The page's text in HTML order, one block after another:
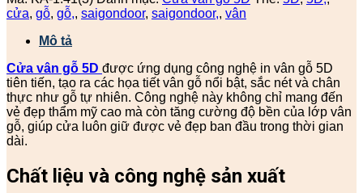
cửa, gỗ, gỗ,, saigondoor, saigondoor,, vân
Mô tả
Cửa vân gỗ 5D được ứng dụng công nghệ in vân gỗ 5D
tiên tiến, tạo ra các họa tiết vân gỗ nổi bật, sắc nét và chân
thực như gỗ tự nhiên. Công nghệ này không chỉ mang đến
vẻ đẹp thẩm mỹ cao mà còn tăng cường độ bền của lớp vân
gỗ, giúp cửa luôn giữ được vẻ đẹp ban đầu trong thời gian
dài.
Chất liệu và công nghệ sản xuất